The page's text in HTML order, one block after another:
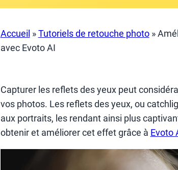
Accueil »Tutoriels de retouche photo»
avec Evoto AI
Capturer les reflets des yeux peut
vos photos. Les reflets des yeux, ou
aux portraits, les rendant ainsi plus
obtenir et améliorer cet effet grâce à Evoto